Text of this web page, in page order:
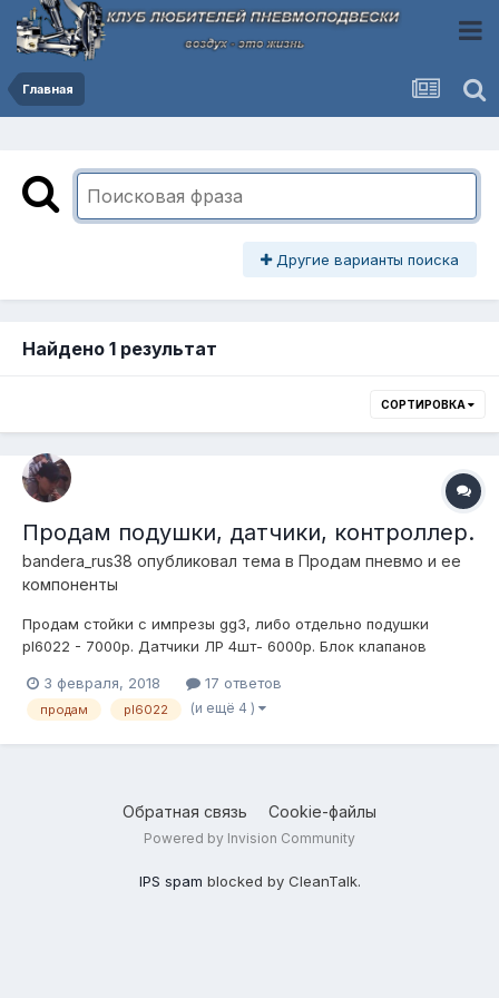
Главная
Другие варианты поиска
Найдено 1 результат
СОРТИРОВКА
Продам подушки, датчики, контроллер.
bandera_rus38 опубликовал тема в Продам пневмо и ее
компоненты
Продам стойки с импрезы gg3, либо отдельно подушки
pl6022 - 7000р. Датчики ЛР 4шт- 6000р. Блок клапанов
Подготовки воздуха и трубок/фитингов уже нет. Все рабочее.
Продаю в связи с продажей импрезы. Фото по з...
3 февраля, 2018 17 ответов
продам pl6022 (и ещё 4 )
Обратная связь Cookie-файлы
Powered by Invision Community
IPS spam blocked by CleanTalk.